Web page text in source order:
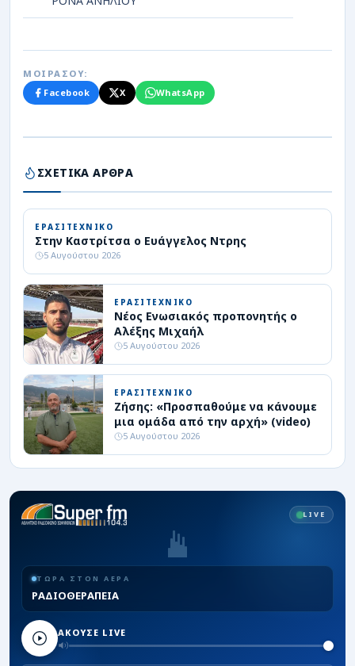
ΜΟΙΡΑΣΟΥ:
Facebook
X WhatsApp
ΣΧΕΤΙΚΑ ΑΡΘΡΑ
ΕΡΑΣΙΤΕΧΝΙΚΟ
Στην Καστρίτσα ο Ευάγγελος Ντρης
5 Αυγούστου 2026
ΕΡΑΣΙΤΕΧΝΙΚΟ
Νέος Ενωσιακός προπονητής ο
Αλέξης Μιχαήλ
5 Αυγούστου 2026
ΕΡΑΣΙΤΕΧΝΙΚΟ
Ζήσης: «Προσπαθούμε να κάνουμε
μια ομάδα από την αρχή» (video)
5 Αυγούστου 2026
LIVE
ΤΩΡΑ ΣΤΟΝ ΑΕΡΑ
ΡΑΔΙΟΘΕΡΑΠΕΙΑ
ΑΚΟΥΣΕ LIVE